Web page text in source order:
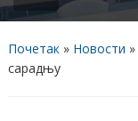
Почетак» Новости »
сарадњу